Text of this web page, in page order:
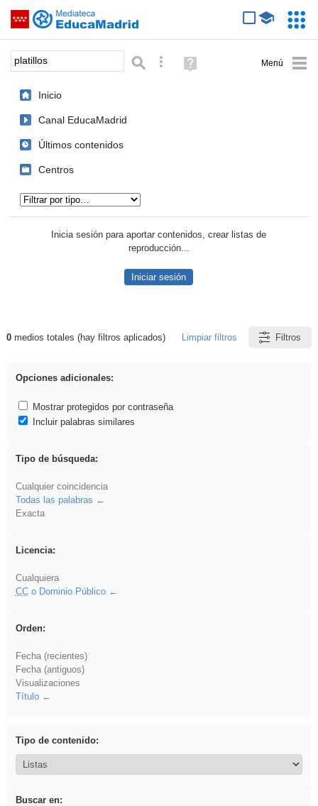
Saltar navegación
Palabra o frase: Búsqueda avanzada
Ayuda
(en
Inicio
Canal EducaMadrid
Últimos contenidos
Centros
Inicia sesión para aportar contenidos, crear listas de
reproducción...
Iniciar sesión
Resultados de: platillos
0medios totales (hay filtros aplicados) Limpiar filtros Filtros
Opciones adicionales:
Mostrar protegidos por contraseña
Incluir palabras similares
Tipo de búsqueda:
Cualquier coincidencia
Todas las palabras
Exacta
Licencia:
Cualquiera
CCo Dominio Público
Orden:
Fecha (recientes)
Fecha (antiguos)
Visualizaciones
Título
Tipo de contenido:
Buscar en: